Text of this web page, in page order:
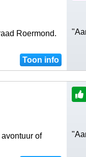
Roermond.
Toon info
of